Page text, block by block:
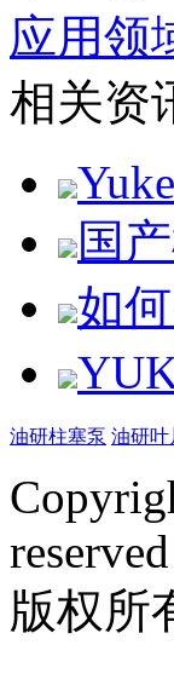
应用领
相关资
国
如
油研柱塞泵 油研叶
reserved
版权所